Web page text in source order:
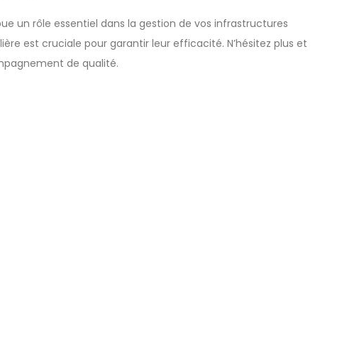
un rôle essentiel dans la gestion de vos infrastructures
est cruciale pour garantir leur efficacité. N’hésitez plus et
de qualité.